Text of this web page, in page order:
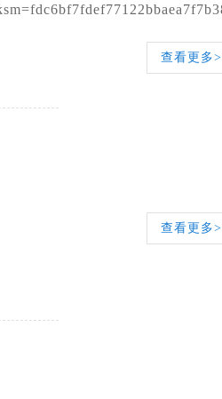
查看更多>
查看更多>